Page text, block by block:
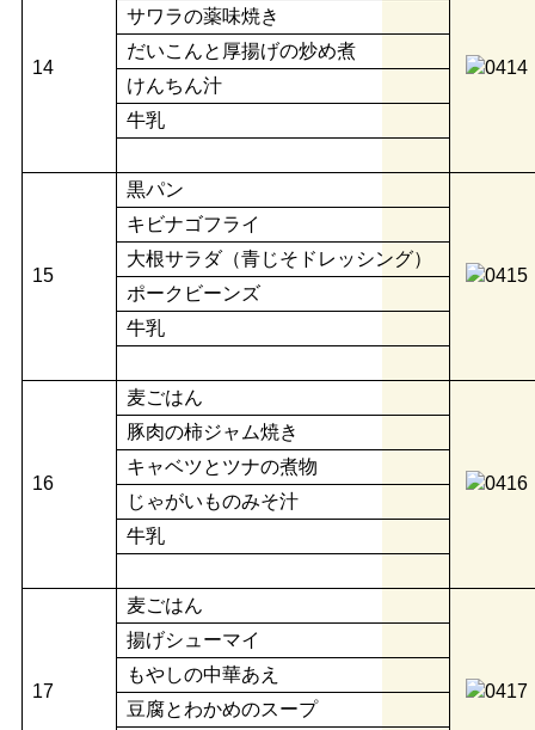
14
サワラの薬味焼き
だいこんと厚揚げの炒め煮
けんちん汁
牛乳
15
黒パン
キビナゴフライ
大根サラダ（青じそドレッシング）
ポークビーンズ
牛乳
16
麦ごはん
豚肉の柿ジャム焼き
キャベツとツナの煮物
じゃがいものみそ汁
牛乳
17
麦ごはん
揚げシューマイ
もやしの中華あえ
豆腐とわかめのスープ